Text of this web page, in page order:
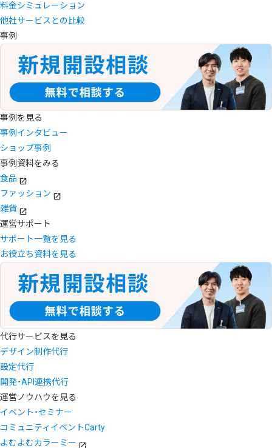
料金シミュレーション
他社サービスとの比較
事例
事例を見る
事例インタビュー
ショップ事例
事例資料をみる
食品
ファッション
雑貨
運営サポート
サポート一覧を見る
お役立ち資料を見る
代行サービスを見る
デザイン制作代行
設定代行
開発・API連携代行
運営ノウハウを見る
イベント・セミナー
コミュニティイベントCarty
よむよむカラーミー